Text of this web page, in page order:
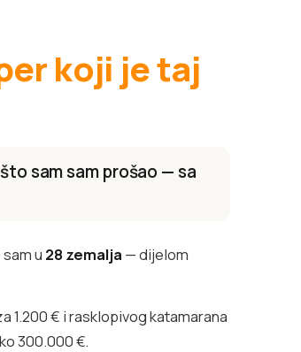
koji je taj
sam sam prošao — sa
u 28 zemalja — dijelom
1.200 € i rasklopivog katamarana
300.000 €.